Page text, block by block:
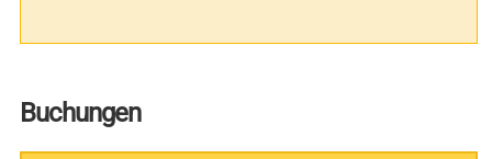
Buchungen